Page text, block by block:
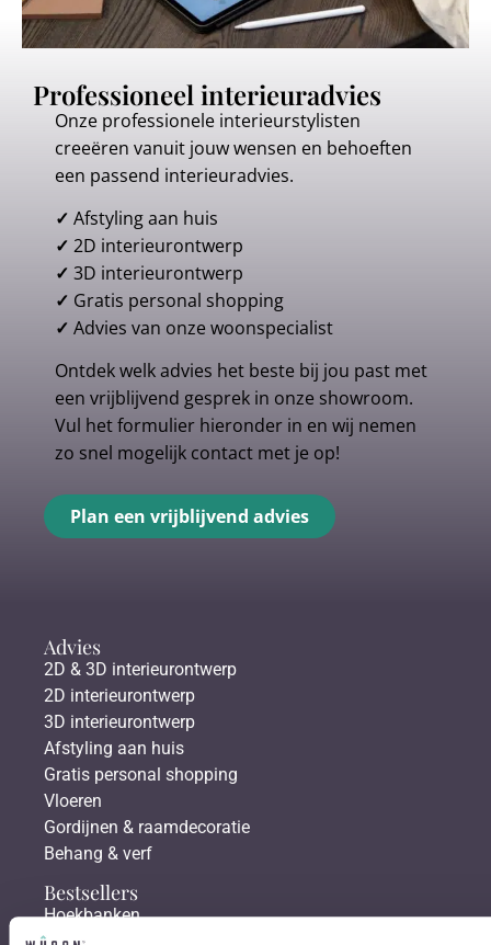
Professioneel interieuradvies
Onze professionele interieurstylisten
creeëren vanuit jouw wensen en behoeften
een passend interieuradvies.
✓ Afstyling aan huis
✓ 2D interieurontwerp
✓ 3D interieurontwerp
✓ Gratis personal shopping
✓ Advies van onze woonspecialist
Ontdek welk advies het beste bij jou past met
een vrijblijvend gesprek in onze showroom.
Vul het formulier hieronder in en wij nemen
zo snel mogelijk contact met je op!
Plan een vrijblijvend advies
Advies
2D & 3D interieurontwerp
2D interieurontwerp
3D interieurontwerp
Afstyling aan huis
Gratis personal shopping
Vloeren
Gordijnen & raamdecoratie
Behang & verf
Bestsellers
Hoekbanken